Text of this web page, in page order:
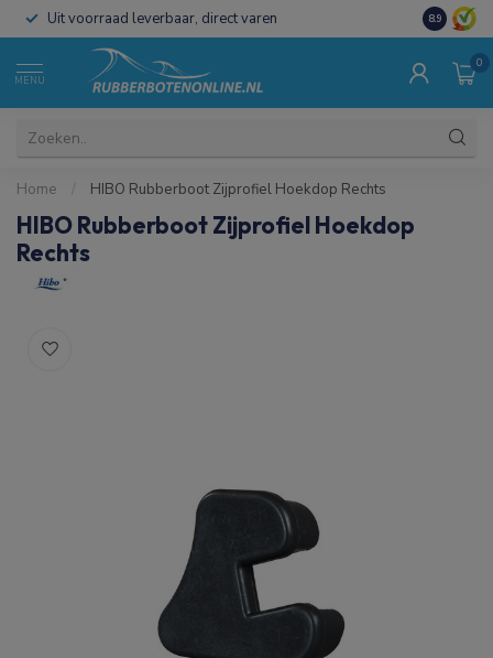
Uit voorraad leverbaar, direct varen Al 15 jaar
8.9
MENU
0
Home / HIBO Rubberboot Zijprofiel Hoekdop Rechts
HIBO Rubberboot Zijprofiel Hoekdop
Rechts